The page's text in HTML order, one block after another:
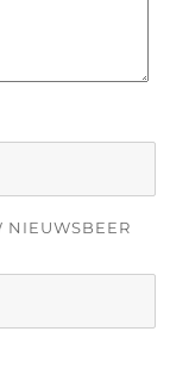
NIEUWSBEER